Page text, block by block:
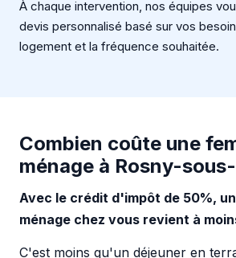
À chaque intervention, nos équipes
devis personnalisé basé sur vos
logement et la fréquence souhaitée.
Combien coûte une
ménage à Rosny-
Avec le crédit d'impôt de 50%,
ménage chez vous revient à
C'est moins qu'un déjeuner en